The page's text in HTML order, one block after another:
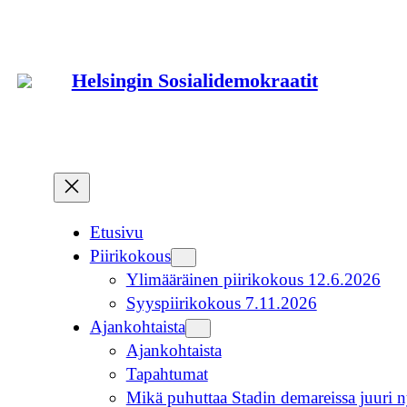
Helsingin Sosialidemokraatit
Etusivu
Piirikokous
Ylimääräinen piirikokous 12.6.2026
Syyspiirikokous 7.11.2026
Ajankohtaista
Ajankohtaista
Tapahtumat
Mikä puhuttaa Stadin demareissa juuri